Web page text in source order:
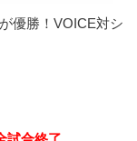
優勝！VOICE対シ